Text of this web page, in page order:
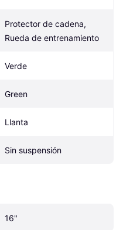
Protector de cadena,
Rueda de entrenamiento
Verde
Green
Llanta
Sin suspensión
16"